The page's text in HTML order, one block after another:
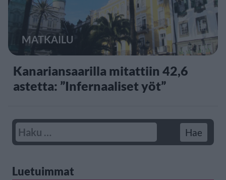
MATKAILU
Kanariansaarilla mitattiin 42,6
astetta: ”Infernaaliset yöt”
Luetuimmat